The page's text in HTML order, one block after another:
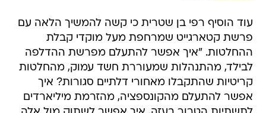
עוד הוסיף רפי בן שטרית כי קשה להמשיך הלאה עם
פרשת קטארגייט שמרחפת מעל מוקדי קבלת
ההחלטות. "איך אפשר להתעלם מפרשת ההדלפה
לבילד, מהתנהלות שמעוררת חשד עמוק, מהחלטות
קריטיות שהתקבלו מאחורי דלתיים סגורות? איך
אפשר להתעלם מהקונספציה, מהזרמת מיליארדים